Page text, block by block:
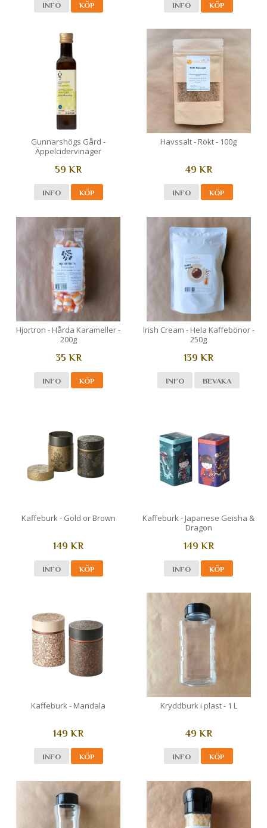
INFO KÖP INFO KÖP
Gunnarshögs Gård -
Äppelcidervinäger
59 KR
INFO KÖP
Havssalt - Rökt - 100g
49 KR
INFO KÖP
Hjortron - Hårda Karameller -
200g
35 KR
INFO KÖP
Irish Cream - Hela Kaffebönor -
250g
139 KR
INFO BEVAKA
Kaffeburk - Gold or Brown
149 KR
INFO KÖP
Kaffeburk - Japanese Geisha &
Dragon
149 KR
INFO KÖP
Kaffeburk - Mandala
149 KR
INFO KÖP
Kryddburk i plast - 1 L
49 KR
INFO KÖP